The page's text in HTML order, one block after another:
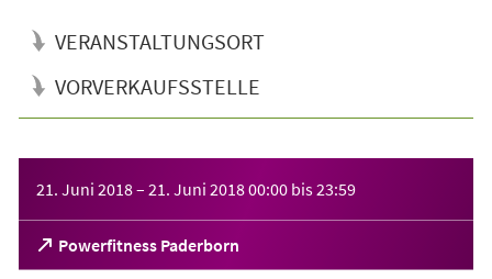
VERANSTALTUNGSORT
VORVERKAUFSSTELLE
21. Juni 2018– 21. Juni 201800:00 bis23:59
Powerfitness Paderborn
(Öffnet
in